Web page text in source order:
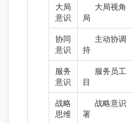
大局
意识
大局视角
局
协同
意识
主动协调
持
服务
意识
服务员工
目
战略
思维
战略意识
署